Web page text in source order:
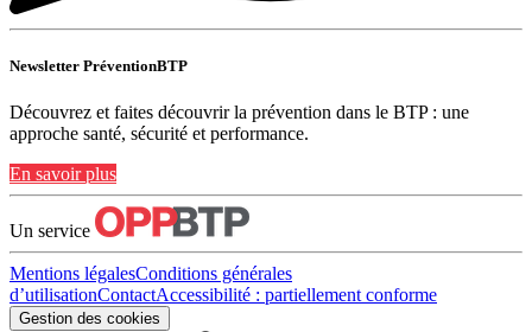
Newsletter PréventionBTP
Découvrez et faites découvrir la prévention dans le BTP : une
approche santé, sécurité et performance.
En savoir plus
Un service
Mentions légalesConditions générales
d’utilisationContactAccessibilité : partiellement conforme
Gestion des cookies